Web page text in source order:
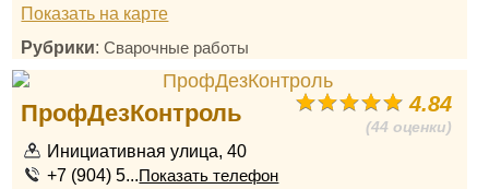
Показать на карте
Рубрики:Сварочные работы
4.84
(44 оценки)
ПрофДезКонтроль
Инициативная улица, 40
+7 (904) 5...Показать телефон